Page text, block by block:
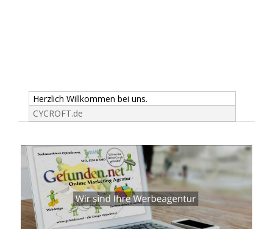
Herzlich Willkommen bei uns.
CYCROFT.de